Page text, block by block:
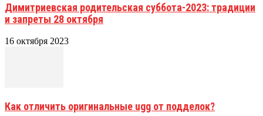
Димитриевская родительская суббота-2023: традиции
и запреты 28 октября
16 октября 2023
Как отличить оригинальные ugg от подделок?